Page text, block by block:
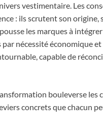
vestimentaire. Les
: ils scrutent son origine,
les marques à
nécessité économique
capable de
bouleverse les
concrets que chacun